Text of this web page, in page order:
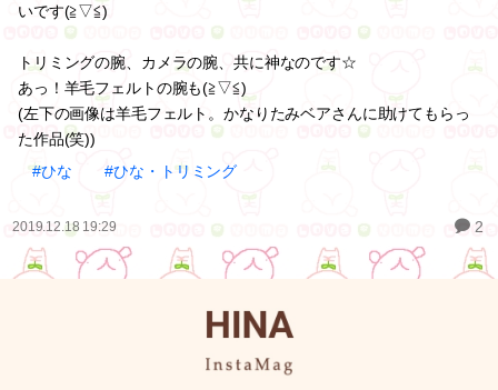
いです(≧▽≦)
トリミングの腕、カメラの腕、共に神なのです☆
あっ！羊毛フェルトの腕も(≧▽≦)
(左下の画像は羊毛フェルト。かなりたみベアさんに助けてもらっ
た作品(笑))
#ひな
#ひな・トリミング
2019.12.18 19:29 2